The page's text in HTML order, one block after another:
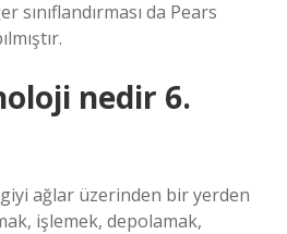
da Pears
nedir 6.
ağlar üzerinden bir yerden
işlemek, depolamak,